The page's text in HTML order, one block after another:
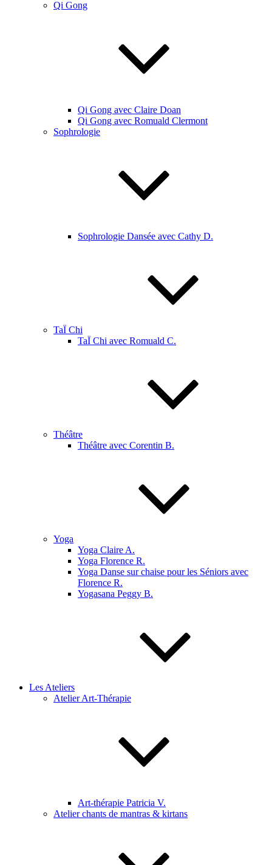
Qi Gong
Qi Gong avec Claire Doan
Qi Gong avec Romuald Clermont
Sophrologie
Sophrologie Dansée avec Cathy D.
TaÏ Chi
TaÏ Chi avec Romuald C.
Théâtre
Théâtre avec Corentin B.
Yoga
Yoga Claire A.
Yoga Florence R.
Yoga Danse sur chaise pour les Séniors avec
Florence R.
Yogasana Peggy B.
Les Ateliers
Atelier Art-Thérapie
Art-thérapie Patricia V.
Atelier chants de mantras & kirtans